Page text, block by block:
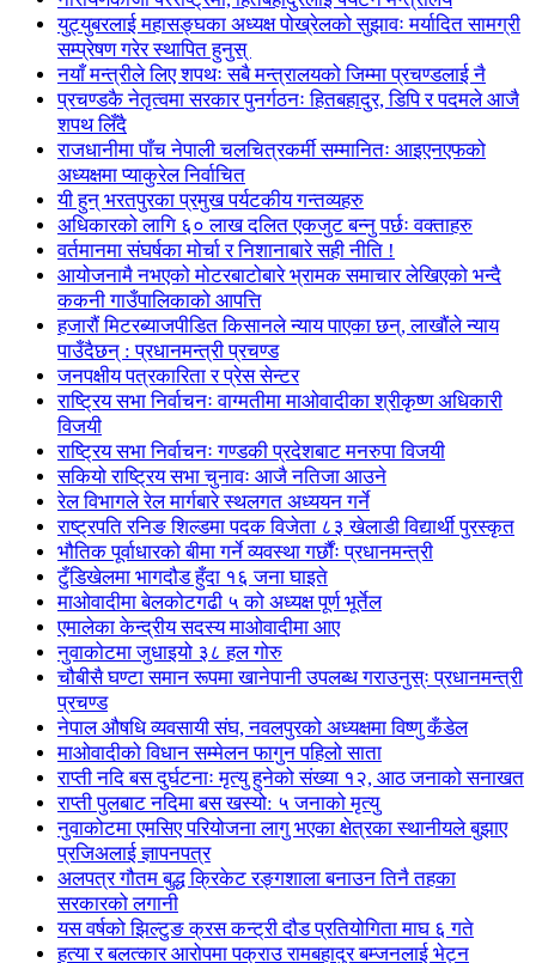
युट्युबरलाई महासङ्घका अध्यक्ष पोख्रेलको सुझावः मर्यादित सामग्री
सम्प्रेषण गरेर स्थापित हुनुस्
नयाँ मन्त्रीले लिए शपथः सबै मन्त्रालयको जिम्मा प्रचण्डलाई नै
प्रचण्डकै नेतृत्वमा सरकार पुनर्गठनः हितबहादुर, डिपि र पदमले आजै
शपथ लिँदै
राजधानीमा पाँच नेपाली चलचित्रकर्मी सम्मानितः आइएनएफको
अध्यक्षमा प्याकुरेल निर्वाचित
यी हुन् भरतपुरका प्रमुख पर्यटकीय गन्तव्यहरु
अधिकारको लागि ६० लाख दलित एकजुट बन्नु पर्छः वक्ताहरु
वर्तमानमा संघर्षका मोर्चा र निशानाबारे सही नीति !
आयोजनामै नभएको मोटरबाटोबारे भ्रामक समाचार लेखिएको भन्दै
ककनी गाउँपालिकाको आपत्ति
हजारौं मिटरब्याजपीडित किसानले न्याय पाएका छन्, लाखौंले न्याय
पाउँदैछन् : प्रधानमन्त्री प्रचण्ड
जनपक्षीय पत्रकारिता र प्रेस सेन्टर
राष्ट्रिय सभा निर्वाचनः वाग्मतीमा माओवादीका श्रीकृष्ण अधिकारी
विजयी
राष्ट्रिय सभा निर्वाचनः गण्डकी प्रदेशबाट मनरुपा विजयी
सकियो राष्ट्रिय सभा चुनावः आजै नतिजा आउने
रेल विभागले रेल मार्गबारे स्थलगत अध्ययन गर्ने
राष्ट्रपति रनिङ शिल्डमा पदक विजेता ८३ खेलाडी विद्यार्थी पुरस्कृत
भौतिक पूर्वाधारको बीमा गर्ने व्यवस्था गर्छौंः प्रधानमन्त्री
टुँडिखेलमा भागदौड हुँदा १६ जना घाइते
माओवादीमा बेलकोटगढी ५ को अध्यक्ष पूर्ण भूर्तेल
एमालेका केन्द्रीय सदस्य माओ‌वादीमा आए
नुवाकोटमा जुधाइयो ३८ हल गोरु
चौबीसै घण्टा समान रूपमा खानेपानी उपलब्ध गराउनुस्ः प्रधानमन्त्री
प्रचण्ड
नेपाल औषधि व्यवसायी संघ, नवलपुरको अध्यक्षमा विष्णु कँडेल
माओवादीको विधान सम्मेलन फागुन पहिलो साता
राप्ती नदि बस दुर्घटनाः मृत्यु हुनेको संख्या १२, आठ जनाको सनाखत
राप्ती पुलबाट नदिमा बस खस्यो: ५ जनाको मृत्यु
नुवाकोटमा एमसिए परियोजना लागु भएका क्षेत्रका स्थानीयले बुझाए
प्रजिअलाई ज्ञापनपत्र
अलपत्र गौतम बुद्ध क्रिकेट रङ्गशाला बनाउन तिनै तहका
सरकारको लगानी
यस वर्षको झिल्टुङ क्रस कन्ट्री दौड प्रतियोगिता माघ ६ गते
हत्या र बलत्कार आरोपमा पक्राउ रामबहादुर बम्जनलाई भेट्न